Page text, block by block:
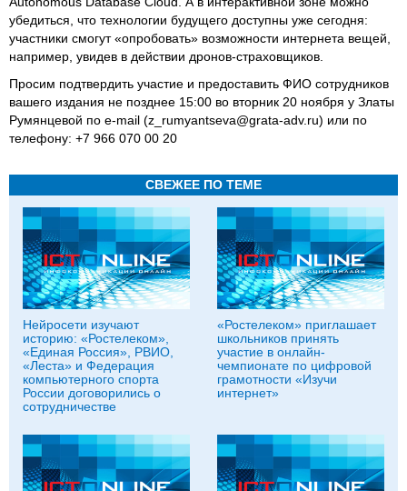
убедиться, что технологии будущего доступны уже сегодня:
участники смогут «опробовать» возможности интернета вещей,
напримеp, увидев в действии дронов-страховщиков.
Просим подтвердить участие и предоставить ФИО сотрудников
вашего издания не позднее 15:00 во вторник 20 ноября у Златы
Румянцевой по e-mail (z_rumyantseva@grata-adv.ru) или по
телефону: +7 966 070 00 20
СВЕЖЕЕ ПО ТЕМЕ
Нейросети изучают
историю: «Ростелеком»,
«Единая Россия», РВИО,
«Леста» и Федерация
компьютерного спорта
России договорились о
сотрудничестве
«Ростелеком» приглашает
школьников принять
участие в онлайн-
чемпионате по цифровой
грамотности «Изучи
интернет»